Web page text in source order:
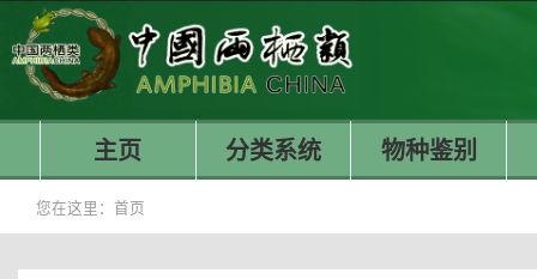
主页 分类系统 物种鉴别
您在这里： 首页